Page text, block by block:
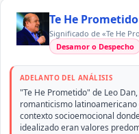
Te He Prometido
Significado de «Te He
Desamor o Despecho
ADELANTO DEL ANÁLISIS
"Te He Prometido" de Leo
romanticismo
contexto socioemocional
idealizado eran valores